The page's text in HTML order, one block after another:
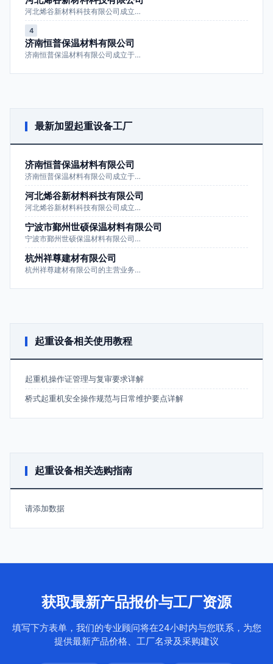
河北烯谷新材料科技有限公司成立…
4
济南恒普保温材料有限公司
济南恒普保温材料有限公司成立于…
最新加盟起重设备工厂
济南恒普保温材料有限公司
济南恒普保温材料有限公司成立于…
河北烯谷新材料科技有限公司
河北烯谷新材料科技有限公司成立…
宁波市鄞州世硕保温材料有限公司
宁波市鄞州世硕保温材料有限公司…
杭州祥尊建材有限公司
杭州祥尊建材有限公司的主营业务…
起重设备相关使用教程
起重机操作证管理与复审要求详解
桥式起重机安全操作规范与日常维护要点详解
起重设备相关选购指南
请添加数据
获取最新产品报价与工厂资源
填写下方表单，我们的专业顾问将在24小时内与您联系，为您
提供最新产品价格、工厂名录及采购建议